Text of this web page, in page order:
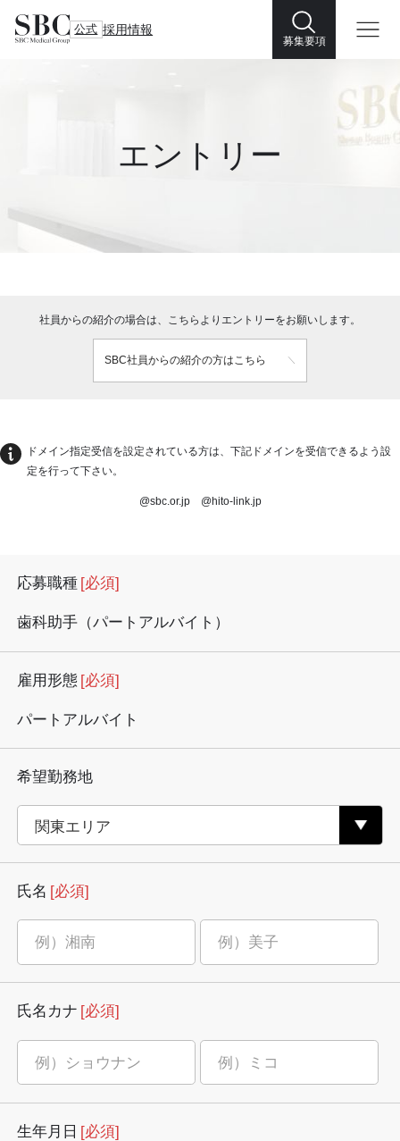
公式 採用情報
募集要項
エントリー
社員からの紹介の場合は、こちらよりエントリーをお願いします。
SBC社員からの紹介の方はこちら
ドメイン指定受信を設定されている方は、下記ドメインを受信できるよう設
定を行って下さい。
@sbc.or.jp @hito-link.jp
応募職種 [必須]
歯科助手（パートアルバイト）
雇用形態 [必須]
パートアルバイト
希望勤務地
氏名 [必須]
氏名カナ [必須]
生年月日 [必須]